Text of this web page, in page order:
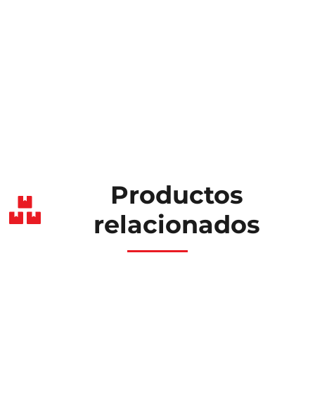
Productos
relacionados